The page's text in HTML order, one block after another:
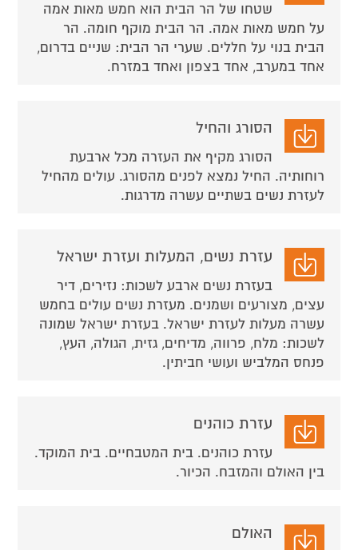
שטחו של הר הבית הוא חמש מאות אמה
על חמש מאות אמה. הר הבית מוקף חומה. הר
הבית בנוי על חללים. שערי הר הבית: שניים בדרום,
אחד במערב, אחד בצפון ואחד במזרח.
הסורג והחיל
הסורג מקיף את העזרה מכל ארבעת
רוחותיה. החיל נמצא לפנים מהסורג. עולים מהחיל
לעזרת נשים בשתיים עשרה מדרגות.
עזרת נשים, המעלות ועזרת ישראל
בעזרת נשים ארבע לשכות: נזירים, דיר
עצים, מצורעים ושמנים. מעזרת נשים עולים בחמש
עשרה מעלות לעזרת ישראל. בעזרת ישראל שמונה
לשכות: מלח, פרווה, מדיחים, גזית, הגולה, העץ,
פנחס המלביש ועושי חביתין.
עזרת כוהנים
עזרת כוהנים. בית המטבחיים. בית המוקד.
בין האולם והמזבח. הכיור.
האולם